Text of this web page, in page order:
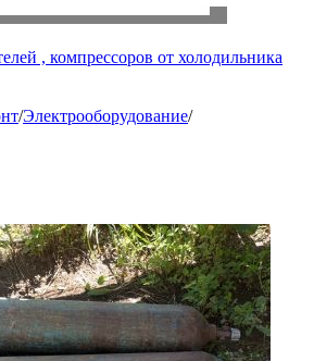
, компрессоров от холодильника
/Электрооборудование/